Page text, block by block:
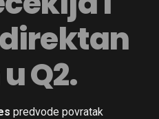
Q2.
predvode povratak